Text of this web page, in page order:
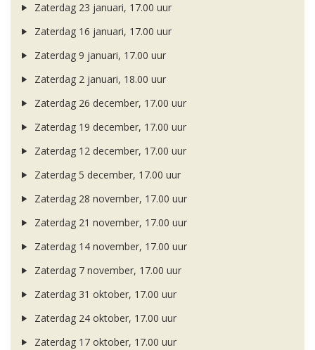
Zaterdag 23 januari, 17.00 uur
Zaterdag 16 januari, 17.00 uur
Zaterdag 9 januari, 17.00 uur
Zaterdag 2 januari, 18.00 uur
Zaterdag 26 december, 17.00 uur
Zaterdag 19 december, 17.00 uur
Zaterdag 12 december, 17.00 uur
Zaterdag 5 december, 17.00 uur
Zaterdag 28 november, 17.00 uur
Zaterdag 21 november, 17.00 uur
Zaterdag 14 november, 17.00 uur
Zaterdag 7 november, 17.00 uur
Zaterdag 31 oktober, 17.00 uur
Zaterdag 24 oktober, 17.00 uur
Zaterdag 17 oktober, 17.00 uur